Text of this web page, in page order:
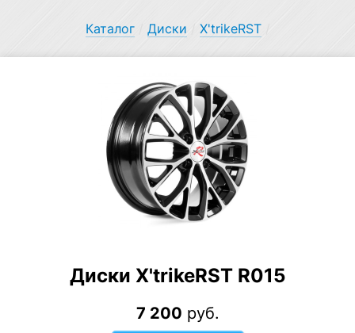
Каталог/ Диски X'trikeRST/
Диски X'trikeRST R015
7 200 руб.